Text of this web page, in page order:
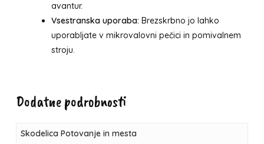
avantur.
Vsestranska uporaba: Brezskrbno jo lahko
uporabljate v mikrovalovni pečici in pomivalnem
stroju.
Dodatne podrobnosti
Skodelica Potovanje in mesta